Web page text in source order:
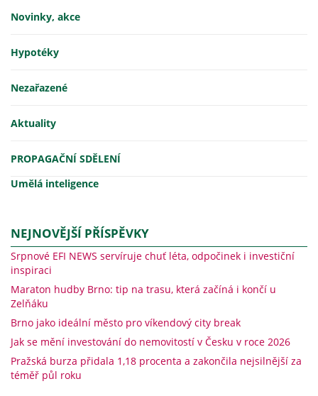
Novinky, akce
Hypotéky
Nezařazené
Aktuality
PROPAGAČNÍ SDĚLENÍ
Umělá inteligence
NEJNOVĚJŠÍ PŘÍSPĚVKY
Srpnové EFI NEWS servíruje chuť léta, odpočinek i investiční
inspiraci
Maraton hudby Brno: tip na trasu, která začíná i končí u
Zelňáku
Brno jako ideální město pro víkendový city break
Jak se mění investování do nemovitostí v Česku v roce 2026
Pražská burza přidala 1,18 procenta a zakončila nejsilnější za
téměř půl roku